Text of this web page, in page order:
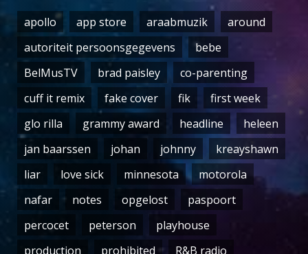
apollo app store araabmuzik
around
autoriteit persoonsgegevens
bebe
BelMusTV
brad paisley
co-parenting
cuff it remix
fake cover fik
first week
glo rilla
grammy award headline
heleen
jan baarssen
johan johnny
kreayshawn
liar
love sick minnesota
motorola
nafar
notes opgelost
paspoort
percocet
peterson
playhouse
production
prohibited R&B radio